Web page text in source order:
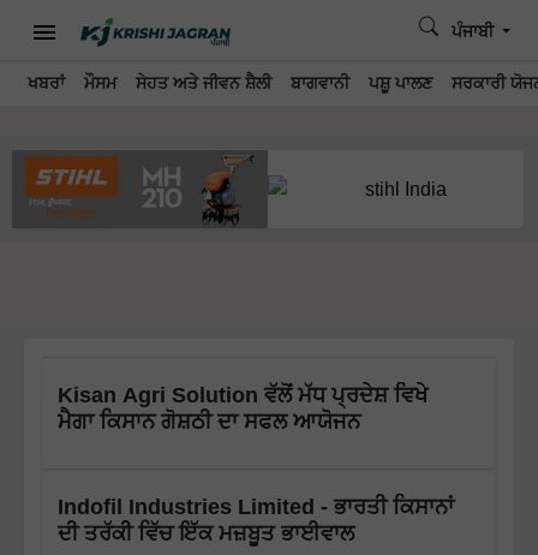
ਖਬਰਾਂ ਮੌਸਮ ਸੇਹਤ ਅਤੇ ਜੀਵਨ ਸ਼ੈਲੀ ਬਾਗਵਾਨੀ ਪਸ਼ੂ ਪਾਲਣ ਸਰਕਾਰੀ
ਪੰਜਾਬੀ
Kisan Agri Solution ਵੱਲੋਂ ਮੱਧ ਪ੍ਰਦੇਸ਼ ਵਿਖੇ
ਮੈਗਾ ਕਿਸਾਨ ਗੋਸ਼ਠੀ ਦਾ ਸਫਲ ਆਯੋਜਨ
Indofil Industries Limited - ਭਾਰਤੀ ਕਿਸਾਨਾਂ
ਦੀ ਤਰੱਕੀ ਵਿੱਚ ਇੱਕ ਮਜ਼ਬੂਤ ​​ਭਾਈਵਾਲ